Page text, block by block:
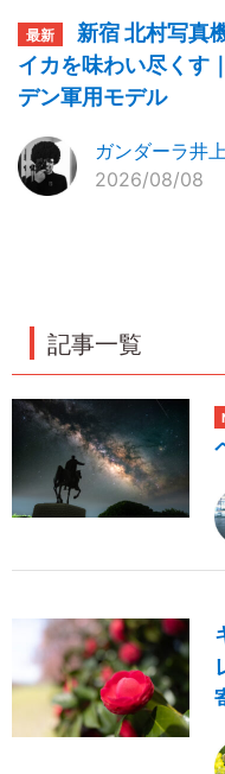
新宿 北村写真
イカを味わい尽くす
デン軍用モデル
ガンダーラ井上
2026/08/08
記事一覧